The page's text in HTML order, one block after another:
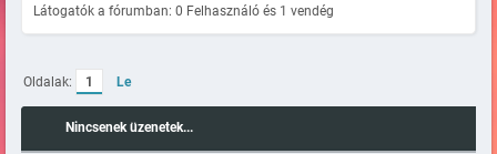
Látogatók a fórumban: 0 Felhasználó és 1 vendég
Oldalak: 1 Le
Nincsenek üzenetek...